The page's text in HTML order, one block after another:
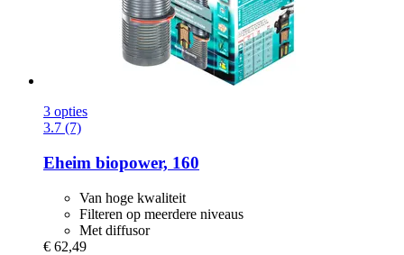
3 opties
3.7 (7)
Eheim biopower, 160
Van hoge kwaliteit
Filteren op meerdere niveaus
Met diffusor
€ 62,49